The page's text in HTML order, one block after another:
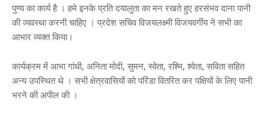
पुण्य का कार्य है । हमे इनके प्रति दयालुता का मन रखते हुए हरसंभव दाना पानी
की व्यवस्था करनी चाहिए । प्रदेश सचिव विजयलक्ष्मी विजयवर्गीय ने सभी का
आभार व्यक्त किया।
कार्यक्रम में आभा गांधी, अनिता मोदी, सुमन, स्वेता, रश्मि, श्वेता, सविता सहित
अन्य उपस्थित थे । सभी क्षेत्रवासियों को परिंडा वितरित कर पक्षियों के लिए पानी
भरने की अपील की ।